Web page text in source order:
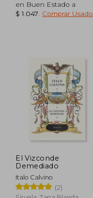
en Buen Estado a
$ 1.047
Comprar Usado
El Vizconde
Demediado
Italo Calvino
(2)